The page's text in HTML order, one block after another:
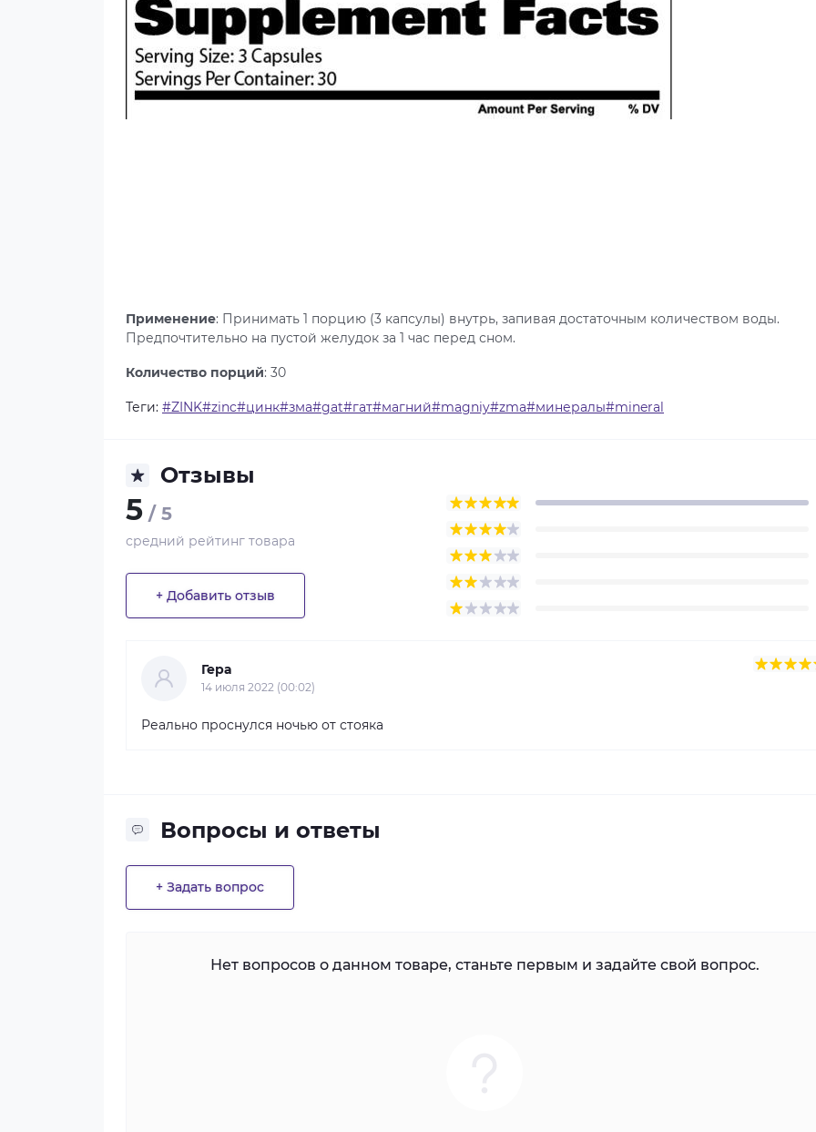
Применение: Принимать 1 порцию (3 капсулы) внутрь, запивая достаточным количеством воды.
Предпочтительно на пустой желудок за 1 час перед сном.
Количество порций: 30
Теги: #ZINK#zinc#цинк#зма#gat#гат#магний#magniy#zma#минералы#mineral
Отзывы
5 / 5
средний рейтинг товара
+ Добавить отзыв
Гера
14 июля 2022 (00:02)
Реально проснулся ночью от стояка
Вопросы и ответы
+ Задать вопрос
Нет вопросов о данном товаре, станьте первым и задайте свой вопрос.